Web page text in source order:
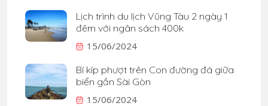
Lịch trình du lịch Vũng Tàu 2 ngày 1
đêm với ngân sách 400k
15/06/2024
Bí kíp phượt trên Con đường đá giữa
biển gần Sài Gòn
15/06/2024